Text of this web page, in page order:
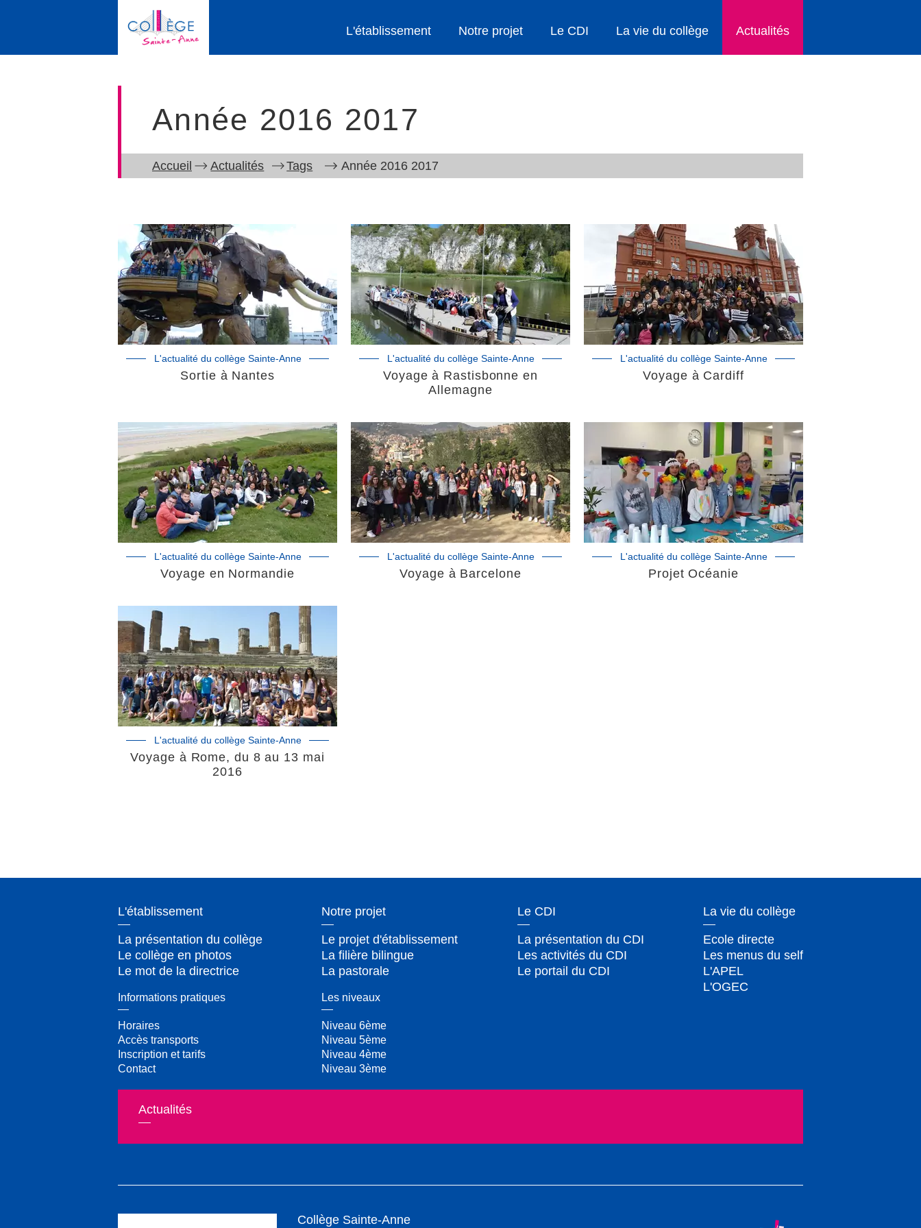
L'établissement Notre projet Le CDI La vie du collège Actualités
Année 2016 2017
Accueil Actualités Tags Année 2016 2017
L'actualité du collège Sainte-Anne
Sortie à Nantes
L'actualité du collège Sainte-Anne
Voyage à Rastisbonne en
Allemagne
L'actualité du collège Sainte-Anne
Voyage à Cardiff
L'actualité du collège Sainte-Anne
Voyage en Normandie
L'actualité du collège Sainte-Anne
Voyage à Barcelone
L'actualité du collège Sainte-Anne
Projet Océanie
L'actualité du collège Sainte-Anne
Voyage à Rome, du 8 au 13 mai
2016
L'établissement
La présentation du collège
Le collège en photos
Le mot de la directrice
Informations pratiques
Horaires
Accès transports
Inscription et tarifs
Contact
Notre projet
Le projet d'établissement
La filière bilingue
La pastorale
Les niveaux
Niveau 6ème
Niveau 5ème
Niveau 4ème
Niveau 3ème
Le CDI
La présentation du CDI
Les activités du CDI
Le portail du CDI
La vie du collège
Ecole directe
Les menus du self
L'APEL
L'OGEC
Actualités
Collège Sainte-Anne